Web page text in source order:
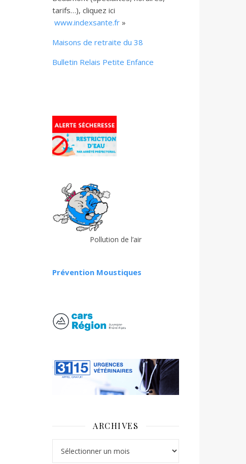
tarifs…), cliquez ici
www.indexsante.fr »
Maisons de retraite du 38
Bulletin Relais Petite Enfance
Pollution de l’air
Prévention Moustiques
ARCHIVES